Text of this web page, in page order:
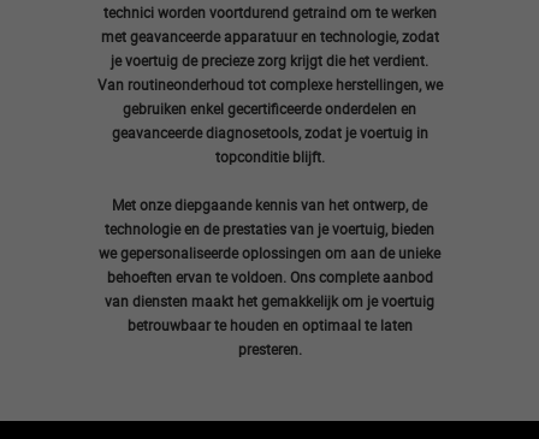
technici worden voortdurend getraind om te werken
met geavanceerde apparatuur en technologie, zodat
je voertuig de precieze zorg krijgt die het verdient.
Van routineonderhoud tot complexe herstellingen, we
gebruiken enkel gecertificeerde onderdelen en
geavanceerde diagnosetools, zodat je voertuig in
topconditie blijft.
Met onze diepgaande kennis van het ontwerp, de
technologie en de prestaties van je voertuig, bieden
we gepersonaliseerde oplossingen om aan de unieke
behoeften ervan te voldoen. Ons complete aanbod
van diensten maakt het gemakkelijk om je voertuig
betrouwbaar te houden en optimaal te laten
presteren.